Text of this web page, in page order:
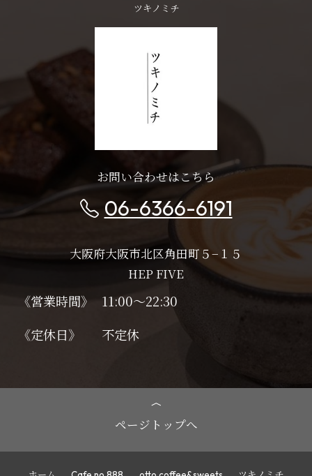
ツキノミチ
お問い合わせはこちら
06-6366-6191
大阪府大阪市北区角田町５−１５
HEP FIVE
《営業時間》
11:00～22:30
《定休日》
不定休
ページトップへ